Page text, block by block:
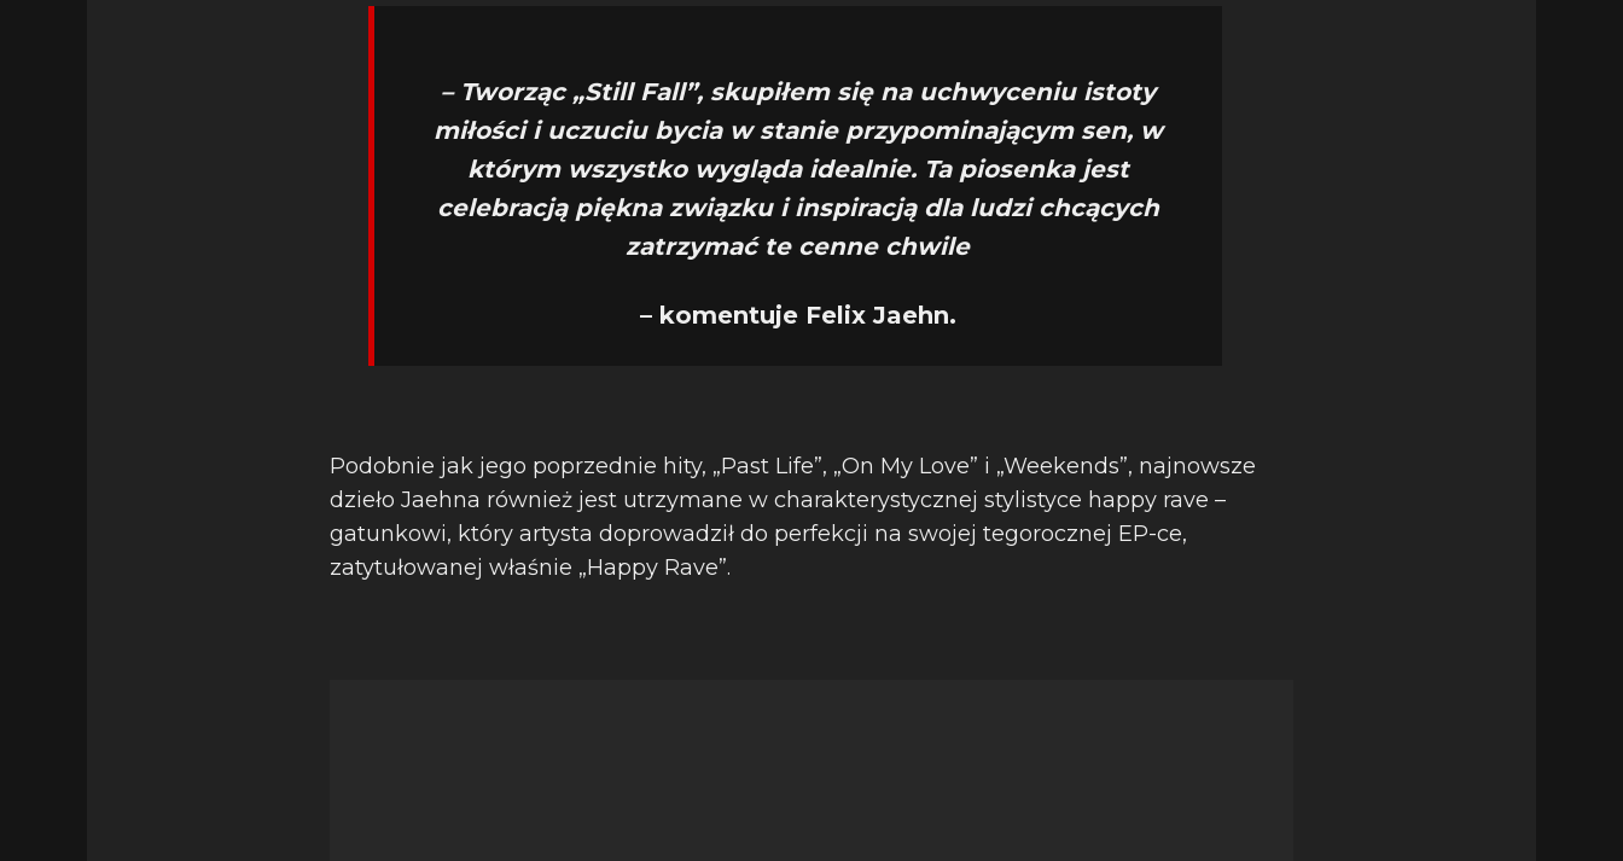
– Tworząc „Still Fall”, skupiłem się na uchwyceniu istoty
miłości i uczuciu bycia w stanie przypominającym sen, w
którym wszystko wygląda idealnie. Ta piosenka jest
celebracją piękna związku i inspiracją dla ludzi chcących
zatrzymać te cenne chwile
– komentuje Felix Jaehn.
Podobnie jak jego poprzednie hity, „Past Life”, „On My Love” i „Weekends”, najnowsze
dzieło Jaehna również jest utrzymane w charakterystycznej stylistyce happy rave –
gatunkowi, który artysta doprowadził do perfekcji na swojej tegorocznej EP-ce,
zatytułowanej właśnie „Happy Rave”.